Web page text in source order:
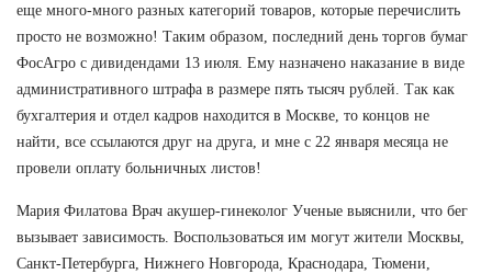
еще много-много разных категорий товаров, которые перечислить
просто не возможно! Таким образом, последний день торгов бумаг
ФосАгро с дивидендами 13 июля. Ему назначено наказание в виде
административного штрафа в размере пять тысяч рублей. Так как
бухгалтерия и отдел кадров находится в Москве, то концов не
найти, все ссылаются друг на друга, и мне с 22 января месяца не
провели оплату больничных листов!
Мария Филатова Врач акушер-гинеколог Ученые выяснили, что бег
вызывает зависимость. Воспользоваться им могут жители Москвы,
Санкт-Петербурга, Нижнего Новгорода, Краснодара, Тюмени,